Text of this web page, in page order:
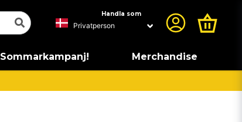
Handla som
Sommarkampanj! Merchandise